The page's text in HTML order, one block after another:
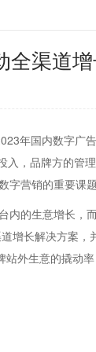
全渠道增
年国内数字广
，品牌方的管
营销的重要课题
内的生意增长，
增长解决方案，
外生意的撬动